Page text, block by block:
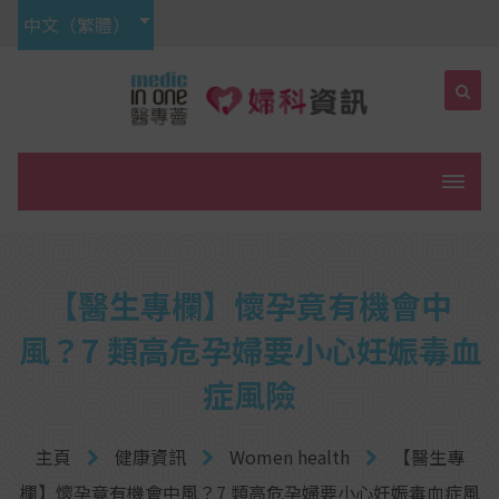
中文（繁體）
【醫生專欄】懷孕竟有機會中
風？7 類高危孕婦要小心妊娠毒血
症風險
主頁 健康資訊 Women health
【醫生專
欄】懷孕竟有機會中風？7 類高危孕婦要小心妊娠毒血症風